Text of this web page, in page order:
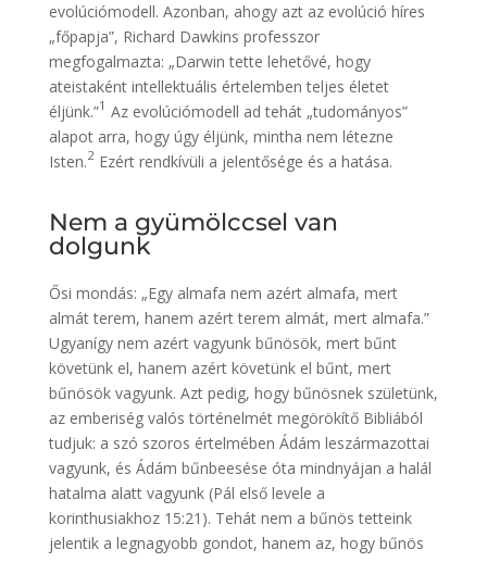
evolúciómodell. Azonban, ahogy azt az evolúció híres
„főpapja”, Richard Dawkins professzor
megfogalmazta: „Darwin tette lehetővé, hogy
ateistaként intellektuális értelemben teljes életet
éljünk.”1 Az evolúciómodell ad tehát „tudományos”
alapot arra, hogy úgy éljünk, mintha nem létezne
Isten.2Ezért rendkívüli a jelentősége és a hatása.
Nem a gyümölccsel van
dolgunk
Ősi mondás: „Egy almafa nem azért almafa, mert
almát terem, hanem azért terem almát, mert almafa.”
Ugyanígy nem azért vagyunk bűnösök, mert bűnt
követünk el, hanem azért követünk el bűnt, mert
bűnösök vagyunk. Azt pedig, hogy bűnösnek születünk,
az emberiség valós történelmét megörökítő Bibliából
tudjuk: a szó szoros értelmében Ádám leszármazottai
vagyunk, és Ádám bűnbeesése óta mindnyájan a halál
hatalma alatt vagyunk (Pál első levele a
korinthusiakhoz 15:21). Tehát nem a bűnös tetteink
jelentik a legnagyobb gondot, hanem az, hogy bűnös